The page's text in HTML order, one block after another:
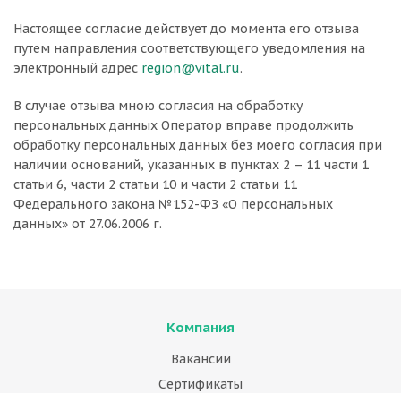
Настоящее согласие действует до момента его отзыва
путем направления соответствующего уведомления на
электронный адрес region@vital.ru.
В случае отзыва мною согласия на обработку
персональных данных Оператор вправе продолжить
обработку персональных данных без моего согласия при
наличии оснований, указанных в пунктах 2 – 11 части 1
статьи 6, части 2 статьи 10 и части 2 статьи 11
Федерального закона №152-ФЗ «О персональных
данных» от 27.06.2006 г.
Компания
Вакансии
Сертификаты